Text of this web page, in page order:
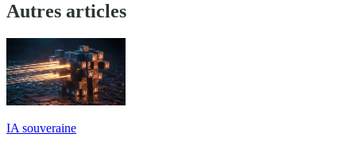
Autres articles
IA souveraine